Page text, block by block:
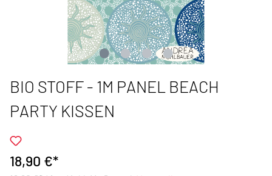
BIO STOFF - 1M PANEL BEACH
PARTY KISSEN
18,90 €*